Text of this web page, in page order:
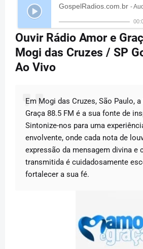
GospelRadios.com.br -
Ouvir Rádio Amor e
Mogi das Cruzes / SP
Ao Vivo
Em Mogi das Cruzes, São Paulo,
Graça 88.5 FM é a sua fonte de
Sintonize-nos para uma
envolvente, onde cada nota de
expressão da mensagem divina e
transmitida é cuidadosamente
fortalecer a sua fé.